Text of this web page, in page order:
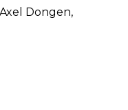
Dongen,